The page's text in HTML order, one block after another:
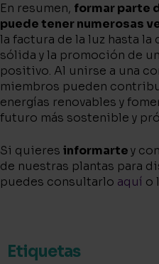
En resumen, formar parte
puede tener numerosas
la factura de la luz hasta
sólida y la promoción de
positivo. Al unirse a una
miembros pueden
energías renovables y
futuro más sostenible y
Si quieres informartey
de nuestras plantas para
puedes consultarlo aquí o
Etiquetas